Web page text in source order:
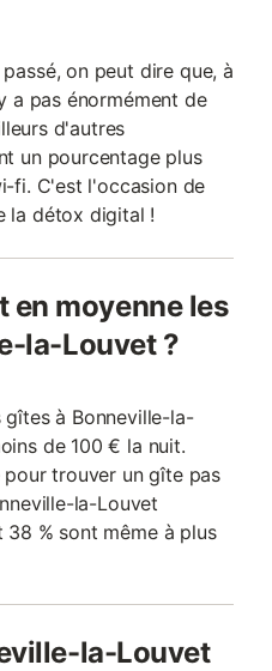
on peut dire que, à
a pas énormément de
d'autres
un pourcentage plus
fi. C'est l'occasion de
la détox digital !
en moyenne les
la-Louvet ?
à Bonneville-la-
de 100 € la nuit.
trouver un gîte pas
la-Louvet
% sont même à plus
la-Louvet